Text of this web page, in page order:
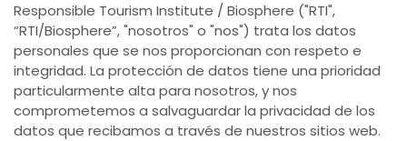
Responsible Tourism Institute / Biosphere ("RTI",
“RTI/Biosphere”, "nosotros" o "nos") trata los datos
personales que se nos proporcionan con respeto e
integridad. La protección de datos tiene una prioridad
particularmente alta para nosotros, y nos
comprometemos a salvaguardar la privacidad de los
datos que recibamos a través de nuestros sitios web.